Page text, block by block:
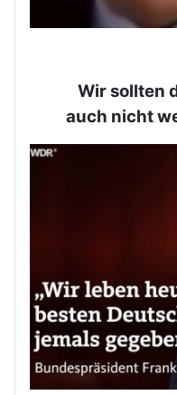
Wir sollten
auch nicht